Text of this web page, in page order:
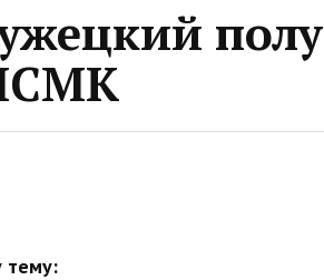
тему: